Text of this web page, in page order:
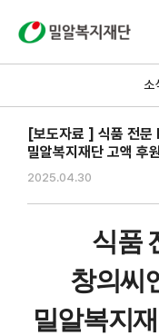
소
[보도자료 ] 식품 전문
밀알복지재단 고액 후
2025.04.30
식품
창의씨
밀알복지